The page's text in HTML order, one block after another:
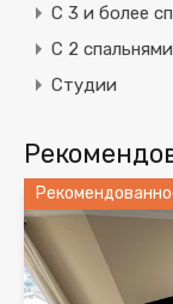
C 3 и более
С 2 спальнями
Студии